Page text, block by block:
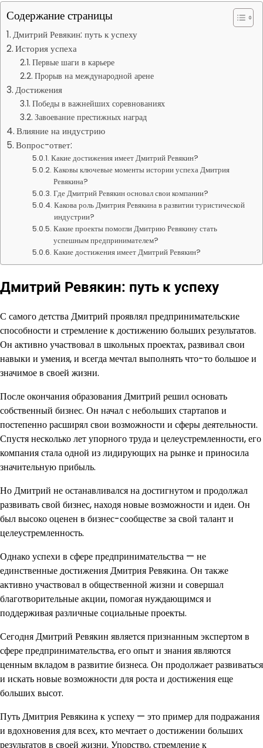
Содержание страницы
Дмитрий Ревякин: путь к успеху
История успеха
Первые шаги в карьере
Прорыв на международной арене
Достижения
Победы в важнейших соревнованиях
Завоевание престижных наград
Влияние на индустрию
Вопрос-ответ:
Какие достижения имеет Дмитрий Ревякин?
Каковы ключевые моменты истории успеха Дмитрия
Ревякина?
Где Дмитрий Ревякин основал свои компании?
Какова роль Дмитрия Ревякина в развитии туристической
индустрии?
Какие проекты помогли Дмитрию Ревякину стать
успешным предпринимателем?
Какие достижения имеет Дмитрий Ревякин?
Дмитрий Ревякин: путь к успеху
С самого детства Дмитрий проявлял предпринимательские
способности и стремление к достижению больших результатов.
Он активно участвовал в школьных проектах, развивал свои
навыки и умения, и всегда мечтал выполнять что-то большое и
значимое в своей жизни.
После окончания образования Дмитрий решил основать
собственный бизнес. Он начал с небольших стартапов и
постепенно расширял свои возможности и сферы деятельности.
Спустя несколько лет упорного труда и целеустремленности, его
компания стала одной из лидирующих на рынке и приносила
значительную прибыль.
Но Дмитрий не останавливался на достигнутом и продолжал
развивать свой бизнес, находя новые возможности и идеи. Он
был высоко оценен в бизнес-сообществе за свой талант и
целеустремленность.
Однако успехи в сфере предпринимательства — не
единственные достижения Дмитрия Ревякина. Он также
активно участвовал в общественной жизни и совершал
благотворительные акции, помогая нуждающимся и
поддерживая различные социальные проекты.
Сегодня Дмитрий Ревякин является признанным экспертом в
сфере предпринимательства, его опыт и знания являются
ценным вкладом в развитие бизнеса. Он продолжает развиваться
и искать новые возможности для роста и достижения еще
больших высот.
Путь Дмитрия Ревякина к успеху — это пример для подражания
и вдохновения для всех, кто мечтает о достижении больших
результатов в своей жизни. Упорство, стремление к